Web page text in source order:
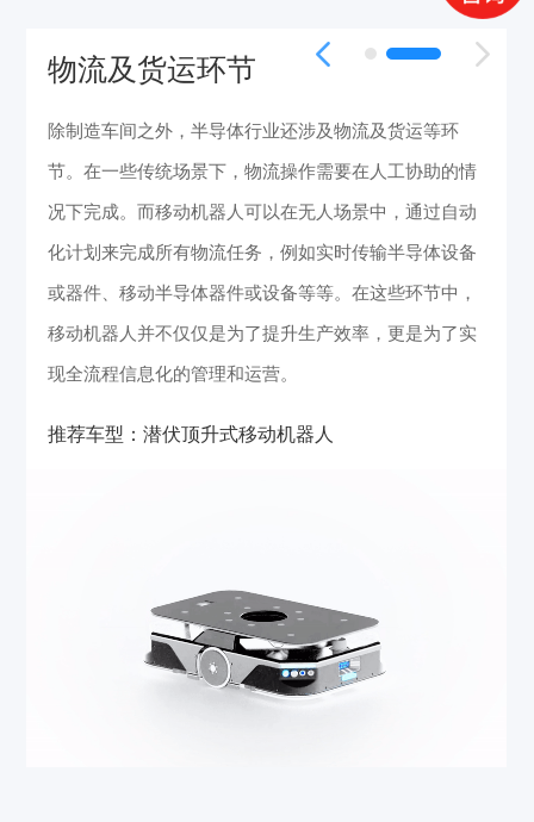
物流及货运环节
除制造车间之外，半导体行业还涉及物流及货运等环
节。在一些传统场景下，物流操作需要在人工协助的情
况下完成。而移动机器人可以在无人场景中，通过自动
化计划来完成所有物流任务，例如实时传输半导体设备
或器件、移动半导体器件或设备等等。在这些环节中，
移动机器人并不仅仅是为了提升生产效率，更是为了实
现全流程信息化的管理和运营。
推荐车型：潜伏顶升式移动机器人